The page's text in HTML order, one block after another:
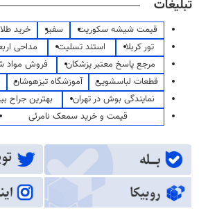
تبلیغات
قیمت شیشه سکوریت سفیر خرید
تور کربلا
استند تسلیت مداحی
مرجع پاسخ معتبر پزشکان
فروش مواد
قطعات لباسشویی
آموزشگاه تیزهوشان
نمایندگی بوش در تهران
بهترین جراح
قیمت و خرید سمعک نامرئی